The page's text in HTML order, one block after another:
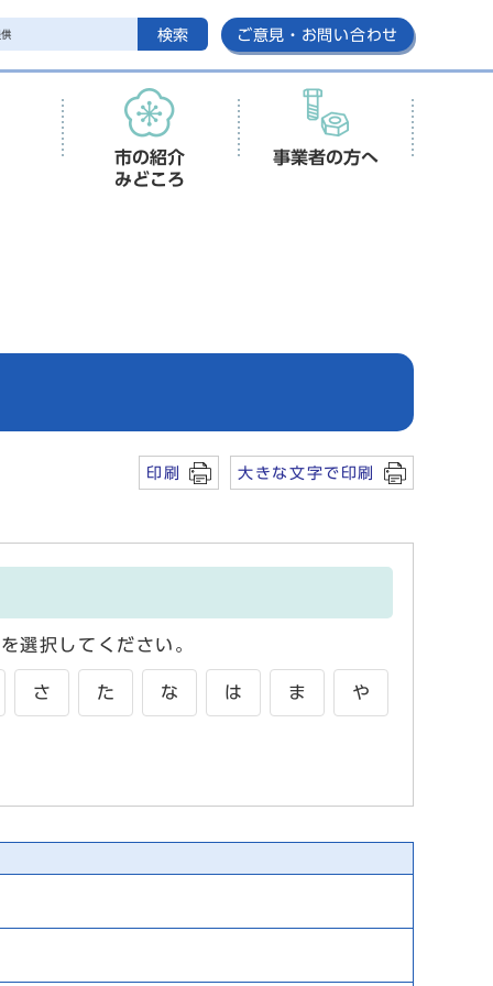
検索 ご意見・お問い合わせ
市の紹介
みどころ
事業者の方へ
印刷 大きな文字で印刷
選択してください。
さ た な は ま や